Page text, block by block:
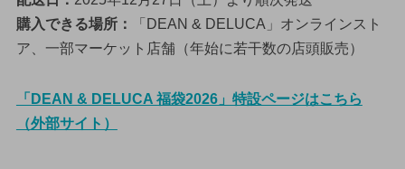
購入できる場所：
「DEAN & DELUCA」オンラインスト
ア、一部マーケット店舗（年始に若干数の店頭販売）
「DEAN & DELUCA 福袋2026」特設ページはこちら
（外部サイト）